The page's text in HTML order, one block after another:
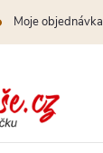
Moje objednávka